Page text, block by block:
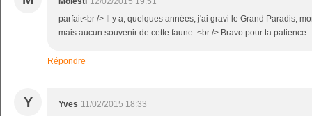
parfait<br /> Il y a, quelques années, j'ai gravi le Grand Paradis,
mais aucun souvenir de cette faune. <br /> Bravo pour ta patience
Répondre
Y Yves 11/02/2015 18:33